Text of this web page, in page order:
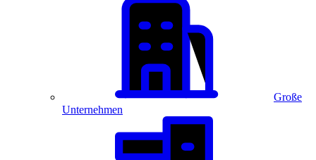
Große
Unternehmen